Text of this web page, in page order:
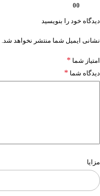
0
0
دیدگاه خود را بنویسید
نشانی ایمیل شما منتشر نخواهد شد.
امتیاز شما *
دیدگاه شما *
مزایا